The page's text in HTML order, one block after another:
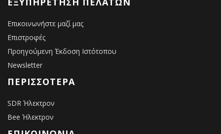
Επικοινωνήστε μαζί μας
Επιστροφές
Προηγούμενη Έκδοση Ιστότοπου
Newsletter
ΠΕΡΙΣΣΌΤΕΡΑ
SDR Ήλεκτρον
Bee Ήλεκτρον